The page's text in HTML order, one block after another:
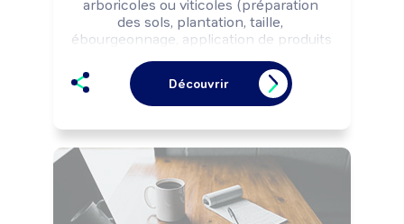
arboricoles ou viticoles (préparation
des sols, plantation, taille,
ébourgeonnage, application de produits
objectifs de production (quantité,
qualité, variétés, ...) et selon les règles
d'hygiène, de sécurité et les normes
Peut réaliser les opérations de
transformation, de conditionnement ou
de commercialisation des produits.
Peut coordonner une équipe ou diriger
une exploitation arboricole ou viticole.
Découvrir